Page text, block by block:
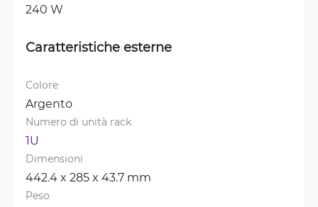
240 W
Caratteristiche esterne
Colore
Argento
Numero di unità rack
1U
Dimensioni
442.4 x 285 x 43.7 mm
Peso